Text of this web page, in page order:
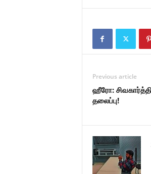
Previous article
ஹீரோ:
தலைப்பு!